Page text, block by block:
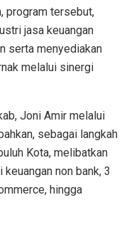
program tersebut,
jasa keuangan
serta menyediakan
melalui sinergi
Joni Amir melalui
sebagai langkah
Kota, melibatkan
non bank, 3
hingga